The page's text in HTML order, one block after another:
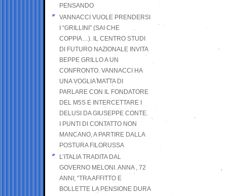
PENSANDO
VANNACCI VUOLE PRENDERSI
I “GRILLINI” (SAI CHE
COPPIA…). IL CENTRO STUDI
DI FUTURO NAZIONALE INVITA
BEPPE GRILLO A UN
CONFRONTO. VANNACCI HA
UNA VOGLIA MATTA DI
PARLARE CON IL FONDATORE
DEL M5S E INTERCETTARE I
DELUSI DA GIUSEPPE CONTE.
I PUNTI DI CONTATTO NON
MANCANO, A PARTIRE DALLA
POSTURA FILORUSSA
L’ITALIA TRADITA DAL
GOVERNO MELONI. ANNA , 72
ANNI; “TRA AFFITTO E
BOLLETTE LA PENSIONE DURA